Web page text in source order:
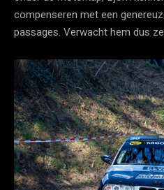
compenseren met een
passages. Verwacht hem dus